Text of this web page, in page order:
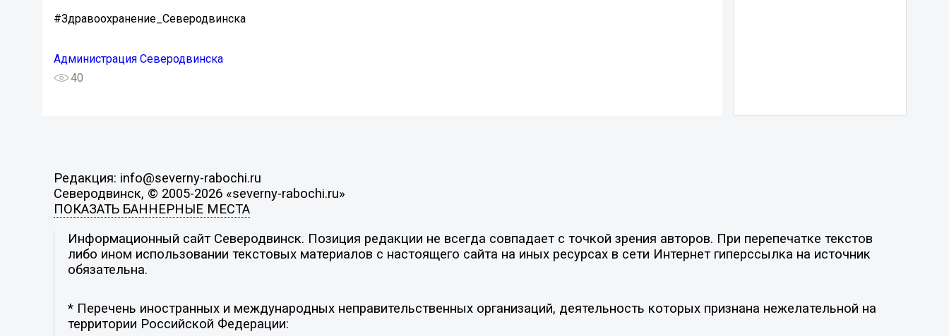
#Здравоохранение_Северодвинска
Администрация Северодвинска
40
Редакция: info@severny-rabochi.ru
Северодвинск, © 2005-2026 «severny-rabochi.ru»
ПОКАЗАТЬ БАННЕРНЫЕ МЕСТА
Информационный сайт Северодвинск. Позиция редакции не всегда совпадает с точкой зрения авторов. При перепечатке текстов
либо ином использовании текстовых материалов с настоящего сайта на иных ресурсах в сети Интернет гиперссылка на источник
обязательна.
* Перечень иностранных и международных неправительственных организаций, деятельность которых признана нежелательной на
территории Российской Федерации: